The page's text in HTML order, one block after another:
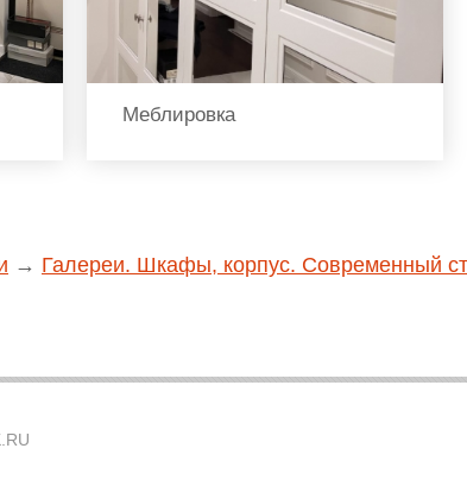
Меблировка
→ Галереи. Шкафы, корпус. Современный